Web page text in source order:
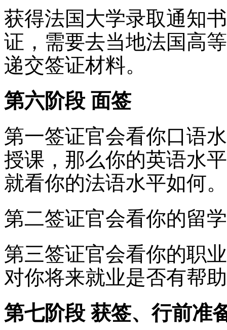
获得法国大学录取通知
证，需要去当地法国高
递交签证材料。
第六阶段 面签
第一签证官会看你口语
授课，那么你的英语水
就看你的法语水平如何。
第二签证官会看你的留
第三签证官会看你的职
对你将来就业是否有帮
第七阶段 获签、行前准